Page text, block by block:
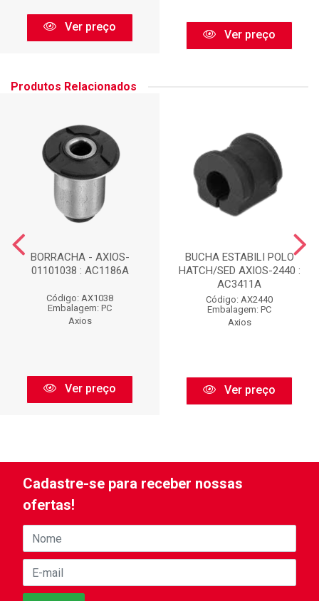
Ver preço
Ver preço
Produtos Relacionados
BORRACHA - AXIOS-
01101038 : AC1186A
Código: AX1038
Embalagem: PC
Axios
Ver preço
BUCHA ESTABILI POLO
HATCH/SED AXIOS-2440 :
AC3411A
Código: AX2440
Embalagem: PC
Axios
Ver preço
Cadastre-se para receber nossas
ofertas!